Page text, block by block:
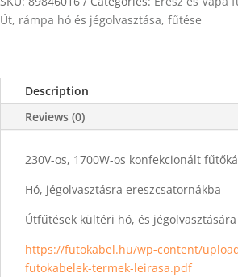
Út, rámpa hó és jégolvasztása, fűtése
Description
Reviews (0)
230V-os, 1700W-os konfekcionált
Hó, jégolvasztásra ereszcsatornákba
Útfűtések kültéri hó, és jégolvasztására
https://futokabel.hu/wp-content/
futokabelek-termek-leirasa.pdf